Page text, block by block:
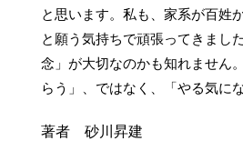
と思います。私も、家系が百姓
と願う気持ちで頑張ってきまし
念」が大切なのかも知れません
らう」、ではなく、「やる気に
著者 砂川昇建